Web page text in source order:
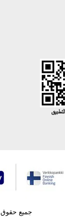
جميع حقوق Modaselvim محفوظة ©2026